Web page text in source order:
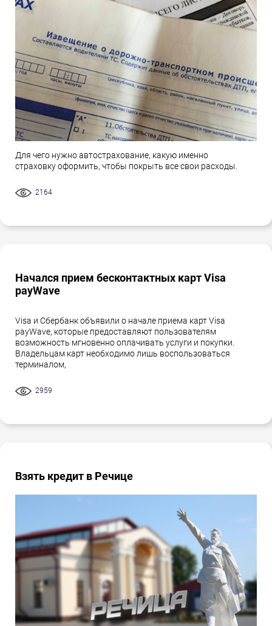
Для чего нужно автострахование, какую именно
страховку оформить, чтобы покрыть все свои расходы.
2164
Начался прием бесконтактных карт Visa
payWave
Visa и Сбербанк объявили о начале приема карт Visa
payWave, которые предоставляют пользователям
возможность мгновенно оплачивать услуги и покупки.
Владельцам карт необходимо лишь воспользоваться
терминалом,
2959
Взять кредит в Речице